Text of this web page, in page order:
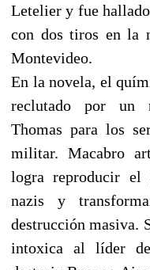
Letelier y fue
con dos tiros en la
Montevideo.
En la novela, el
reclutado por un
Thomas para los
militar. Macabro
logra reproducir el
nazis y
destrucción masiva.
intoxica al líder